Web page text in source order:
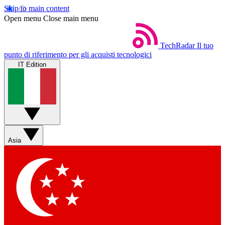
Skip to main content
Open menu Close main menu
TechRadar Il tuo
punto di riferimento per gli acquisti tecnologici
IT Edition
Asia